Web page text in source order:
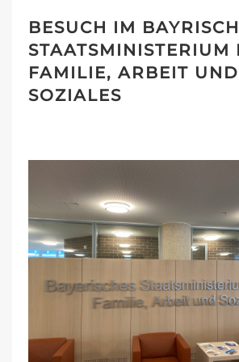
BESUCH IM
STAATSMINISTERIUM
FAMILIE, ARBEIT UND
SOZIALES